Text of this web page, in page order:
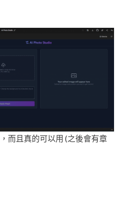
而且真的可以用 (之後會有章